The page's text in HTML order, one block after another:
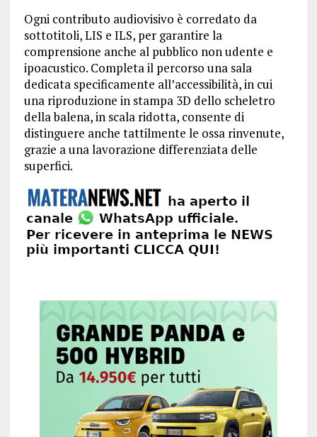
Ogni contributo audiovisivo è corredato da
sottotitoli, LIS e ILS, per garantire la
comprensione anche al pubblico non udente e
ipoacustico. Completa il percorso una sala
dedicata specificamente all’accessibilità, in cui
una riproduzione in stampa 3D dello scheletro
della balena, in scala ridotta, consente di
distinguere anche tattilmente le ossa rinvenute,
grazie a una lavorazione differenziata delle
superfici.